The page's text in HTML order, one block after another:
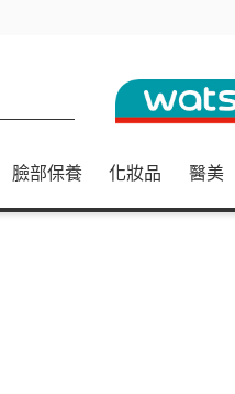
臉部保養 化妝品 醫美